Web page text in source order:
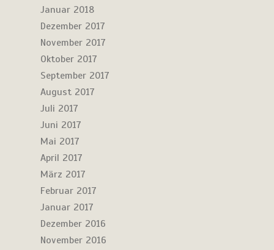
Januar 2018
Dezember 2017
November 2017
Oktober 2017
September 2017
August 2017
Juli 2017
Juni 2017
Mai 2017
April 2017
März 2017
Februar 2017
Januar 2017
Dezember 2016
November 2016